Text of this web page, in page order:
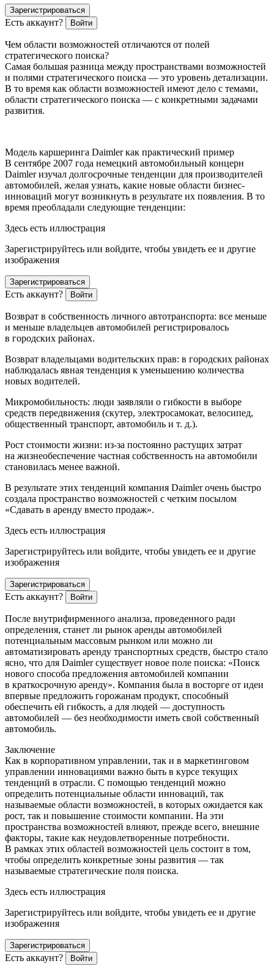
Зарегистрироваться
Есть аккаунт? Войти
Чем области возможностей отличаются от полей
стратегического поиска?
Самая большая разница между пространствами возможностей
и полями стратегического поиска — это уровень детализации.
В то время как области возможностей имеют дело с темами,
области стратегического поиска — с конкретными задачами
развития.
Модель каршеринга Daimler как практический пример
В сентябре 2007 года немецкий автомобильный концерн
Daimler изучал долгосрочные тенденции для производителей
автомобилей, желая узнать, какие новые области бизнес-
инноваций могут возникнуть в результате их появления. В то
время преобладали следующие тенденции:
Здесь есть иллюстрация
Зарегистрируйтесь или войдите, чтобы увидеть ее и другие
изображения
Зарегистрироваться
Есть аккаунт? Войти
Возврат в собственность личного автотранспорта: все меньше
и меньше владельцев автомобилей регистрировалось
в городских районах.
Возврат владельцами водительских прав: в городских районах
наблюдалась явная тенденция к уменьшению количества
новых водителей.
Микромобильность: люди заявляли о гибкости в выборе
средств передвижения (скутер, электросамокат, велосипед,
общественный транспорт, автомобиль и т. д.).
Рост стоимости жизни: из-за постоянно растущих затрат
на жизнеобеспечение частная собственность на автомобили
становилась менее важной.
В результате этих тенденций компания Daimler очень быстро
создала пространство возможностей с четким посылом
«Сдавать в аренду вместо продаж».
Здесь есть иллюстрация
Зарегистрируйтесь или войдите, чтобы увидеть ее и другие
изображения
Зарегистрироваться
Есть аккаунт? Войти
После внутрифирменного анализа, проведенного ради
определения, станет ли рынок аренды автомобилей
потенциальным массовым рынком или можно ли
автоматизировать аренду транспортных средств, быстро стало
ясно, что для Daimler существует новое поле поиска: «Поиск
нового способа предложения автомобилей компании
в краткосрочную аренду». Компания была в восторге от идеи
впервые предложить горожанам продукт, способный
обеспечить ей гибкость, а для людей — доступность
автомобилей — без необходимости иметь свой собственный
автомобиль.
Заключение
Как в корпоративном управлении, так и в маркетинговом
управлении инновациями важно быть в курсе текущих
тенденций в отрасли. С помощью тенденций можно
определить потенциальные области инноваций, так
называемые области возможностей, в которых ожидается как
рост, так и повышение стоимости компании. На эти
пространства возможностей влияют, прежде всего, внешние
факторы, такие как неудовлетворенные потребности.
В рамках этих областей возможностей цель состоит в том,
чтобы определить конкретные зоны развития — так
называемые стратегические поля поиска.
Здесь есть иллюстрация
Зарегистрируйтесь или войдите, чтобы увидеть ее и другие
изображения
Зарегистрироваться
Есть аккаунт? Войти